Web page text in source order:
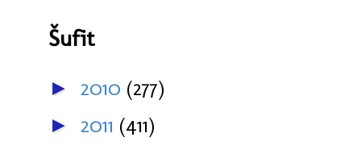
Šufit
► 2010 (277)
► 2011 (411)